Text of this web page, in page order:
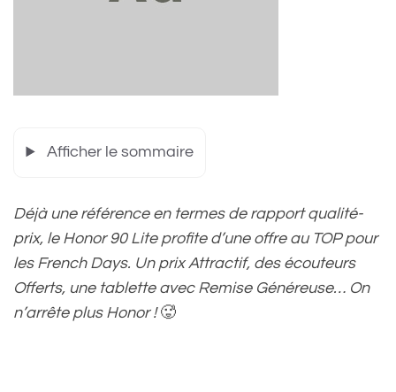
Afficher le sommaire
Déjà une référence en termes de rapport qualité-
prix, le Honor 90 Lite profite d’une offre au TOP pour
les French Days. Un prix Attractif, des écouteurs
Offerts, une tablette avec Remise Généreuse… On
n’arrête plus Honor !🥵